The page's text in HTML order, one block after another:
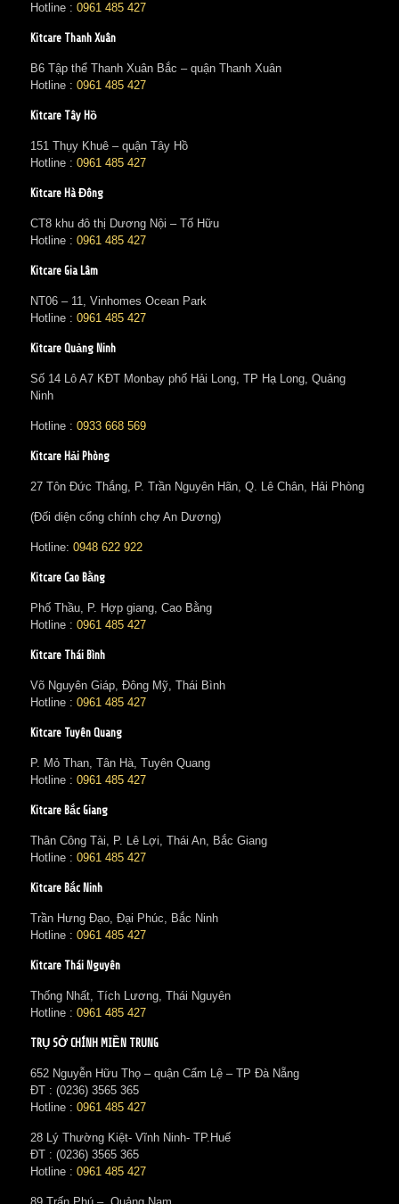
Hotline : 0961 485 427
Kitcare Thanh Xuân
B6 Tập thể Thanh Xuân Bắc – quận Thanh Xuân
Hotline : 0961 485 427
Kitcare Tây Hồ
151 Thụy Khuê – quận Tây Hồ
Hotline : 0961 485 427
Kitcare Hà Đông
CT8 khu đô thị Dương Nội – Tố Hữu
Hotline : 0961 485 427
Kitcare Gia Lâm
NT06 – 11, Vinhomes Ocean Park
Hotline : 0961 485 427
Kitcare Quảng Ninh
Số 14 Lô A7 KĐT Monbay phố Hải Long, TP Hạ Long, Quảng
Ninh
Hotline : 0933 668 569
Kitcare Hải Phòng
27 Tôn Đức Thắng, P. Trần Nguyên Hãn, Q. Lê Chân, Hải Phòng
(Đối diện cổng chính chợ An Dương)
Hotline: 0948 622 922
Kitcare Cao Bằng
Phố Thầu, P. Hợp giang, Cao Bằng
Hotline : 0961 485 427
Kitcare Thái Bình
Võ Nguyên Giáp, Đông Mỹ, Thái Bình
Hotline : 0961 485 427
Kitcare Tuyên Quang
P. Mỏ Than, Tân Hà, Tuyên Quang
Hotline : 0961 485 427
Kitcare Bắc Giang
Thân Công Tài, P. Lê Lợi, Thái An, Bắc Giang
Hotline : 0961 485 427
Kitcare Bắc Ninh
Trần Hưng Đạo, Đại Phúc, Bắc Ninh
Hotline : 0961 485 427
Kitcare Thái Nguyên
Thống Nhất, Tích Lương, Thái Nguyên
Hotline : 0961 485 427
TRỤ SỞ CHÍNH MIỀN TRUNG
652 Nguyễn Hữu Thọ – quận Cẩm Lệ – TP Đà Nẵng
ĐT : (0236) 3565 365‬
Hotline : 0961 485 427
28 Lý Thường Kiệt- Vĩnh Ninh- TP.Huế
ĐT : (0236) 3565 365‬
Hotline : 0961 485 427